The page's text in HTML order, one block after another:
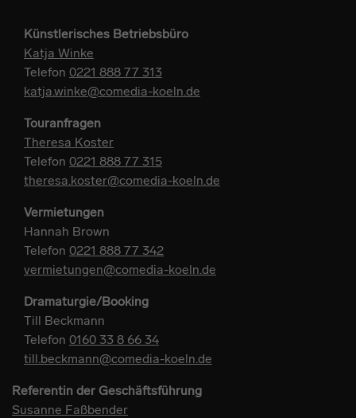
Künstlerisches Betriebsbüro
Katja Winke
Telefon 0221 888 77 313
katja.winke@comedia-koeln.de
Touranfragen
Theresa Koster
Telefon 0221 888 77 315
theresa.koster@comedia-koeln.de
Vermietungen
Hannah Brown
Telefon 0221 888 77 342
vermietungen@comedia-koeln.de
Dramaturgie/Booking
Till Beckmann
Telefon 0160 33 8 66 34
till.beckmann@comedia-koeln.de
Referentin der Geschäftsführung
Susanne Faßbender